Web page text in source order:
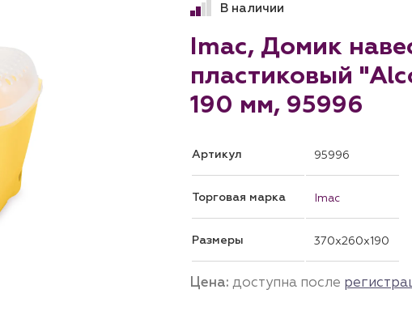
В наличии
Imac, Домик
пластиковый
190 мм, 95996
Артикул 95996
Торговая марка Imac
Размеры 370x260x190
Цена: доступна после